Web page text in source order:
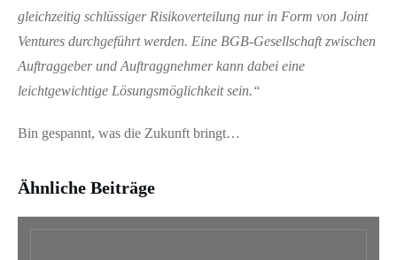
gleichzeitig schlüssiger Risikoverteilung nur in Form von Joint
Ventures durchgeführt werden. Eine BGB-Gesellschaft zwischen
Auftraggeber und Auftraggnehmer kann dabei eine
leichtgewichtige Lösungsmöglichkeit sein.“
Bin gespannt, was die Zukunft bringt…
Ähnliche Beiträge